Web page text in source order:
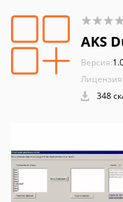
AKS
Версия:
Лицензия:
348